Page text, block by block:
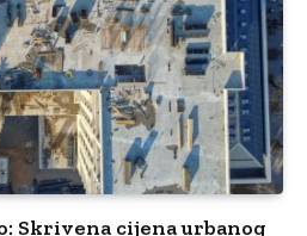
Skrivena cijena urbanog